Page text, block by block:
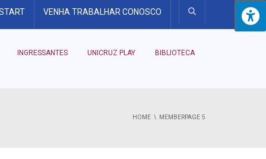
VENHA TRABALHAR CONOSCO
INGRESSANTES UNICRUZ PLAY BIBLIOTECA
HOME MEMBERPAGE 5